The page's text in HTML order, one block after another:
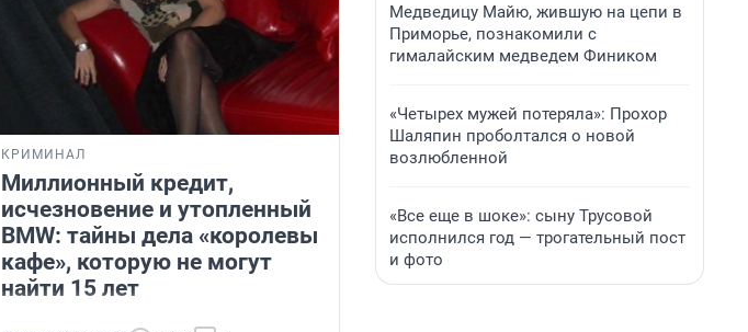
КРИМИНАЛ
Миллионный кредит,
исчезновение и утопленный
BMW: тайны дела «королевы
кафе», которую не могут
найти 15 лет
Медведицу Майю, жившую на цепи в
Приморье, познакомили с
гималайским медведем Фиником
«Четырех мужей потеряла»: Прохор
Шаляпин проболтался о новой
возлюбленной
«Все еще в шоке»: сыну Трусовой
исполнился год — трогательный пост
и фото